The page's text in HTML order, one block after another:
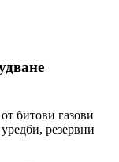
битови газови
резервни